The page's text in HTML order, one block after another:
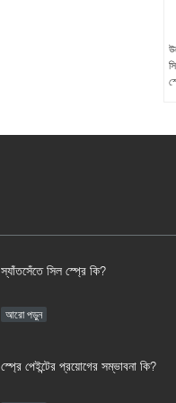
স্যাঁতসেঁতে সিল স্প্রে কি?
আরো পড়ুন
স্প্রে পেইন্টের প্রয়োগের সম্ভাবনা কি?